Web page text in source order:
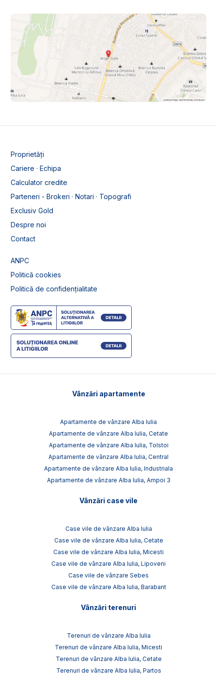
Proprietăți
Cariere · Echipa
Calculator credite
Parteneri - Brokeri · Notari · Topografi
Exclusiv Gold
Despre noi
Contact
ANPC
Politică cookies
Politică de confidențialitate
Vânzări apartamente
Apartamente de vânzare Alba Iulia
Apartamente de vânzare Alba Iulia, Cetate
Apartamente de vânzare Alba Iulia, Tolstoi
Apartamente de vânzare Alba Iulia, Central
Apartamente de vânzare Alba Iulia, Industriala
Apartamente de vânzare Alba Iulia, Ampoi 3
Vânzări case vile
Case vile de vânzare Alba Iulia
Case vile de vânzare Alba Iulia, Cetate
Case vile de vânzare Alba Iulia, Micesti
Case vile de vânzare Alba Iulia, Lipoveni
Case vile de vânzare Sebes
Case vile de vânzare Alba Iulia, Barabant
Vânzări terenuri
Terenuri de vânzare Alba Iulia
Terenuri de vânzare Alba Iulia, Micesti
Terenuri de vânzare Alba Iulia, Cetate
Terenuri de vânzare Alba Iulia, Partos